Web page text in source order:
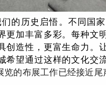
的历史启悟。不同国
加丰富多彩。每种文
造性，更富生命力。
望通过这样的文化交
览的布展工作已经接近